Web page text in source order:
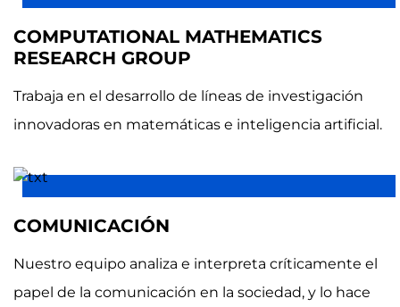
COMPUTATIONAL MATHEMATICS
RESEARCH GROUP
Trabaja en el desarrollo de líneas de investigación
innovadoras en matemáticas e inteligencia artificial.
COMUNICACIÓN
Nuestro equipo analiza e interpreta críticamente el
papel de la comunicación en la sociedad, y lo hace